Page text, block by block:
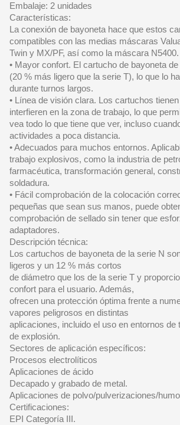
Embalaje: 2 unidades
Características:
La conexión de bayoneta hace que estos
compatibles con las medias máscaras
Twin y MX/PF, así como la máscara N5400.
• Mayor confort. El cartucho de bayoneta
(20 % más ligero que la serie T), lo que lo
durante turnos largos.
• Línea de visión clara. Los cartuchos
interfieren en la zona de trabajo, lo que
vea todo lo que tiene que ver, incluso
actividades a poca distancia.
• Adecuados para muchos entornos.
trabajo explosivos, como la industria de
farmacéutica, transformación general,
soldadura.
• Fácil comprobación de la colocación
pequeñas que sean sus manos, puede
comprobación de sellado sin tener que
adaptadores.
Descripción técnica:
Los cartuchos de bayoneta de la serie N
ligeros y un 12 % más cortos
de diámetro que los de la serie T y
confort para el usuario. Además,
ofrecen una protección óptima frente a
vapores peligrosos en distintas
aplicaciones, incluido el uso en entornos de
de explosión.
Sectores de aplicación específicos:
Procesos electrolíticos
Aplicaciones de ácido
Decapado y grabado de metal.
Aplicaciones de polvo/pulverizaciones/
Certificaciones:
EPI Categoría III.